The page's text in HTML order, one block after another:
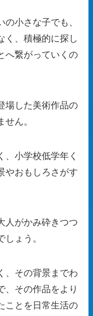
小さな子でも、
く、積極的に探し
へ繋がっていくの
場した美術作品の
ん。
、小学校低学年く
やおもしろさがす
人がかみ砕きつつ
ょう。
、その背景までわ
、その作品をより
ことを日常生活の